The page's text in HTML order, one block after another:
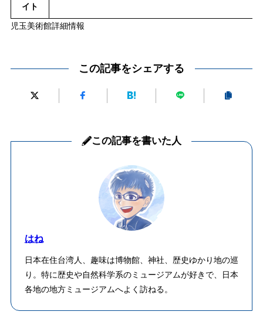
イト
児玉美術館詳細情報
この記事をシェアする
この記事を書いた人
はね
日本在住台湾人、趣味は博物館、神社、歴史ゆかり地の巡
り。特に歴史や自然科学系のミュージアムが好きで、日本
各地の地方ミュージアムへよく訪ねる。